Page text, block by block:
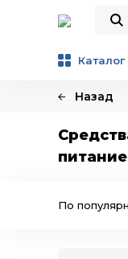
Каталог
Назад
По